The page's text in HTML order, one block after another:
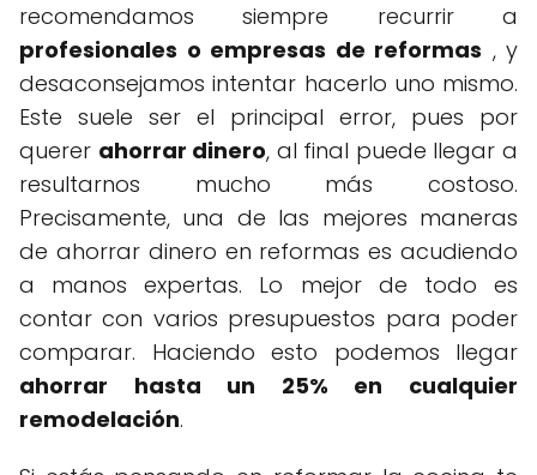
recomendamos siempre recurrir a
profesionales o empresas de reformas , y
desaconsejamos intentar hacerlo uno mismo.
Este suele ser el principal error, pues por
querer ahorrar dinero, al final puede llegar a
resultarnos mucho más costoso.
Precisamente, una de las mejores maneras
de ahorrar dinero en reformas es acudiendo
a manos expertas. Lo mejor de todo es
contar con varios presupuestos para poder
comparar. Haciendo esto podemos llegar
ahorrar hasta un 25% en cualquier
remodelación.